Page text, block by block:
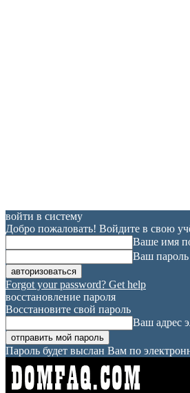
войти в систему
Добро пожаловать! Войдите в свою
Ваше имя
Ваш пароль
Forgot your password? Get help
восстановление пароля
Восстановите свой пароль
Ваш адрес
Пароль будет выслан Вам по